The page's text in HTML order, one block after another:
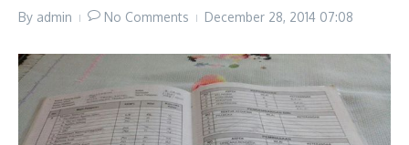
By admin No Comments December 28, 2014 07:08